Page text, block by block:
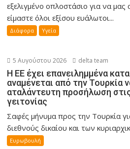
εξελιγμένο οπλοστάσιο για να
είμαστε όλοι εξίσου ευάλωτοι...
Διάφορα Υγεία
5 Αυγούστου 2026 delta team
Η ΕΕ έχει επανειλημμένα
αναμένεται από την Τουρκία
αταλάντευτη προσήλωση
γειτονίας
Σαφές μήνυμα προς την Τουρκία
διεθνούς δικαίου και των
Ευρωβουλή